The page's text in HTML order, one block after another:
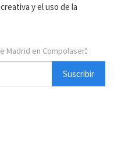
y el uso de la
Madrid en Compolaser:
Suscribir